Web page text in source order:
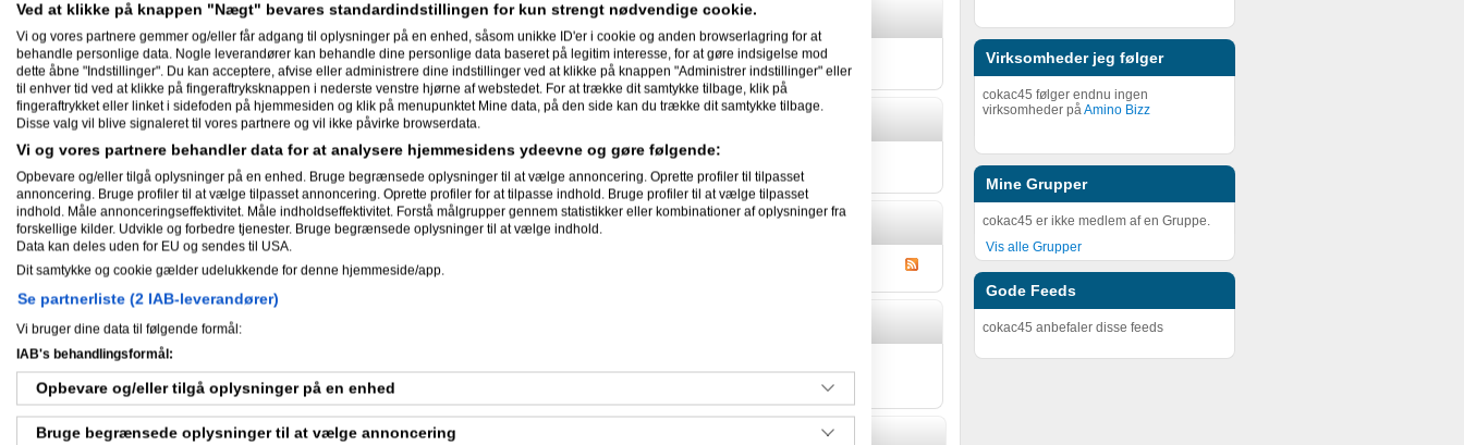
Virksomheder jeg følger
cokac45 følger endnu ingen
virksomheder påAmino Bizz
Mine Grupper
cokac45 er ikke medlem af en Gruppe.
Vis alle Grupper
Gode Feeds
cokac45 anbefaler disse feeds
Min biografi
cokac45 har ikke skrevet noget om sig selv.
Skæve facts om mig
cokac45 har ikke skrevet skæve facts om sig selv.
Nyheder
Mine aktiviteter
Ved at klikke på knappen "Nægt" bevares standardindstillingen for kun strengt nødvendige cookie.
Vi og vores partnere gemmer og/eller får adgang til oplysninger på en enhed, såsom unikke ID'er i cookie og anden browserlagring for at
behandle personlige data. Nogle leverandører kan behandle dine personlige data baseret på legitim interesse, for at gøre indsigelse mod
dette åbne "Indstillinger". Du kan acceptere, afvise eller administrere dine indstillinger ved at klikke på knappen "Administrer indstillinger" eller
til enhver tid ved at klikke på fingeraftryksknappen i nederste venstre hjørne af webstedet. For at trække dit samtykke tilbage, klik på
fingeraftrykket eller linket i sidefoden på hjemmesiden og klik på menupunktet Mine data, på den side kan du trække dit samtykke tilbage.
Disse valg vil blive signaleret til vores partnere og vil ikke påvirke browserdata.
Vi og vores partnere behandler data for at analysere hjemmesidens ydeevne og gøre følgende:
Opbevare og/eller tilgå oplysninger på en enhed. Bruge begrænsede oplysninger til at vælge annoncering. Oprette profiler til tilpasset
annoncering. Bruge profiler til at vælge tilpasset annoncering. Oprette profiler for at tilpasse indhold. Bruge profiler til at vælge tilpasset
indhold. Måle annonceringseffektivitet. Måle indholdseffektivitet. Forstå målgrupper gennem statistikker eller kombinationer af oplysninger fra
forskellige kilder. Udvikle og forbedre tjenester. Bruge begrænsede oplysninger til at vælge indhold.
Data kan deles uden for EU og sendes til USA.
Dit samtykke og cookie gælder udelukkende for denne hjemmeside/app.
Se partnerliste (2 IAB-leverandører)
Vi bruger dine data til følgende formål:
IAB's behandlingsformål:
Opbevare og/eller tilgå oplysninger på en enhed
Bruge begrænsede oplysninger til at vælge annoncering